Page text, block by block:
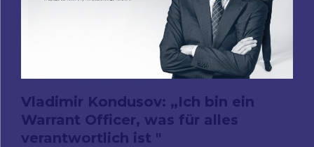
Vladimir Kondusov: „Ich bin ein
Warrant Officer, was für alles
verantwortlich ist "